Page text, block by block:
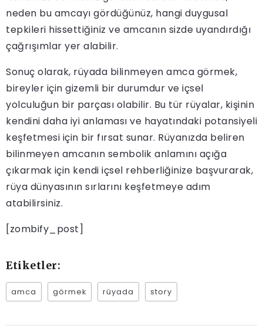
neden bu amcayı gördüğünüz, hangi duygusal
tepkileri hissettiğiniz ve amcanın sizde uyandırdığı
çağrışımlar yer alabilir.
Sonuç olarak, rüyada bilinmeyen amca görmek,
bireyler için gizemli bir durumdur ve içsel
yolculuğun bir parçası olabilir. Bu tür rüyalar, kişinin
kendini daha iyi anlaması ve hayatındaki potansiyeli
keşfetmesi için bir fırsat sunar. Rüyanızda beliren
bilinmeyen amcanın sembolik anlamını açığa
çıkarmak için kendi içsel rehberliğinize başvurarak,
rüya dünyasının sırlarını keşfetmeye adım
atabilirsiniz.
[zombify_post]
Etiketler:
amca görmek rüyada story